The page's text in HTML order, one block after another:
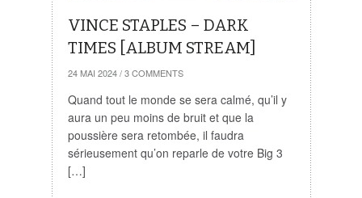
VINCE STAPLES – DARK
TIMES [ALBUM STREAM]
24 MAI 2024 / 3 COMMENTS
Quand tout le monde se sera calmé, qu’il y
aura un peu moins de bruit et que la
poussière sera retombée, il faudra
sérieusement qu’on reparle de votre Big 3
[…]